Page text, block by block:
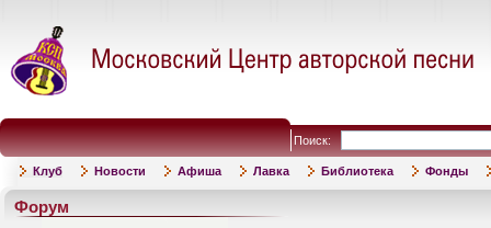
Поиск:
Клуб Новости Афиша Лавка Библиотека Фонды
Форум